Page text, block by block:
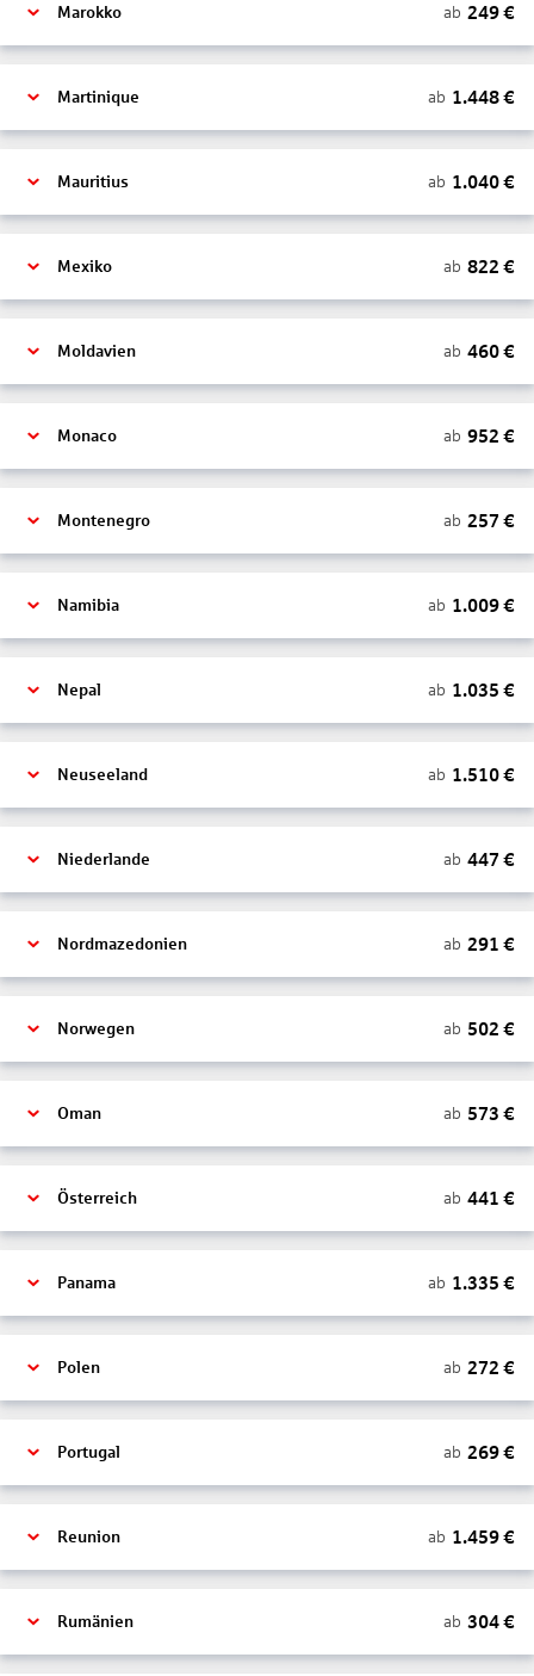
Marokko ab 249€
Martinique ab 1.448€
Mauritius ab 1.040€
Mexiko ab 822 €
Moldavien ab 460€
Monaco ab 952 €
Montenegro ab 257 €
Namibia ab 1.009€
Nepal ab 1.035 €
Neuseeland ab 1.510€
Niederlande ab 447 €
Nordmazedonien ab 291 €
Norwegen ab 502 €
Oman ab 573 €
Österreich ab 441 €
Panama ab 1.335 €
Polen ab 272 €
Portugal ab 269€
Reunion ab 1.459€
Rumänien ab 304€